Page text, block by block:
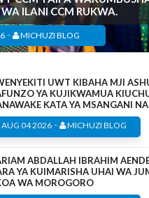
ILANI CCM RUKWA.
- MICHUZI BLOG
UWT KIBAHA MJI
YA KUJIKWAMUA
KATA YA MSANGANI
AUG 04 2026 - MICHUZI BLOG
ABDALLAH IBRAHIM
YA KUIMARISHA UHAI WA
WA MOROGORO